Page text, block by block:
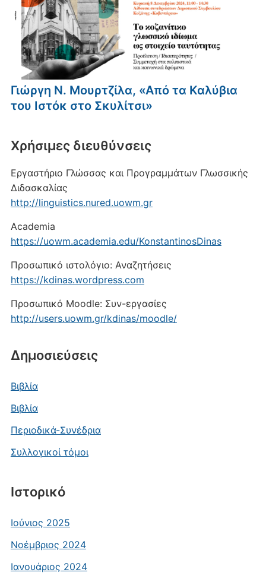
Γιώργη Ν. Μουρτζίλα, «Από τα Καλύβια
του Ιστόκ στο Σκυλίτσι»
Xρήσιμες διευθύνσεις
Εργαστήριο Γλώσσας και Προγραμμάτων Γλωσσικής
Διδασκαλίας
http://linguistics.nured.uowm.gr
Academia
https://uowm.academia.edu/KonstantinosDinas
Προσωπικό ιστολόγιο: Αναζητήσεις
https://kdinas.wordpress.com
Προσωπικό Moodle: Συν-εργασίες
http://users.uowm.gr/kdinas/moodle/
Δημοσιεύσεις
Βιβλία
Βιβλία
Περιοδικά-Συνέδρια
Συλλογικοί τόμοι
Ιστορικό
Ιούνιος 2025
Νοέμβριος 2024
Ιανουάριος 2024